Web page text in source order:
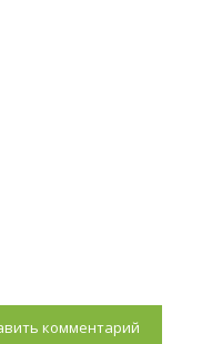
комментарий